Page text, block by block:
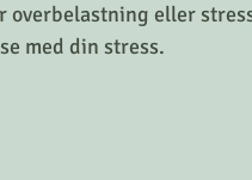
eller
med din stress.